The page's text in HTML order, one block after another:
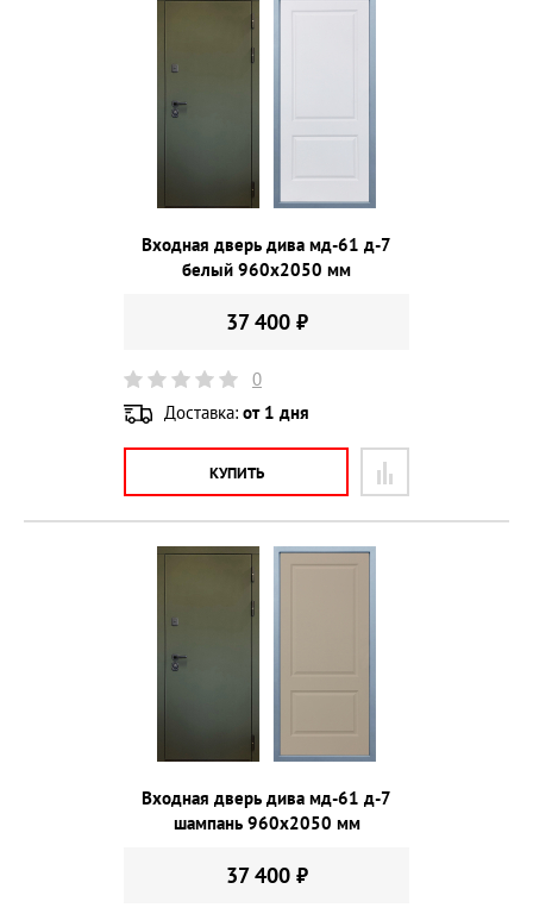
Входная дверь дива мд-61 д-7
белый 960х2050 мм
37 400 ₽
0
Доставка: от 1 дня
КУПИТЬ
Входная дверь дива мд-61 д-7
шампань 960х2050 мм
37 400 ₽